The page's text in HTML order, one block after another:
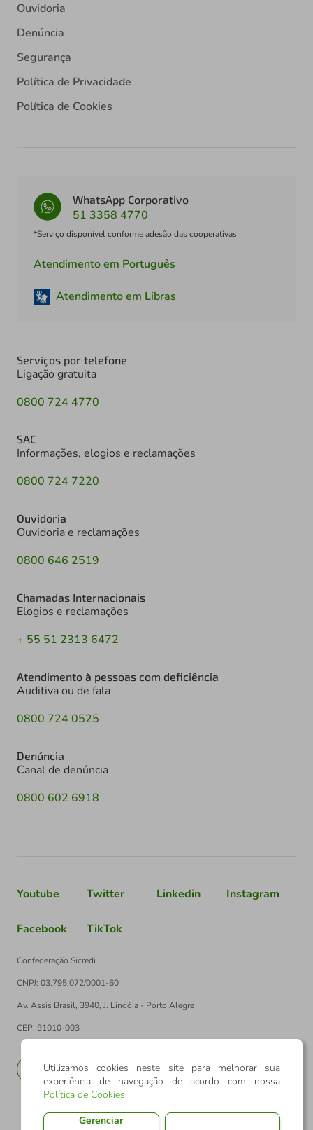
Ouvidoria
Denúncia
Segurança
Política de Privacidade
Política de Cookies
WhatsApp Corporativo
51 3358 4770
*Serviço disponível conforme adesão das cooperativas
Atendimento em Português
Atendimento em Libras
Serviços por telefone
Ligação gratuita
0800 724 4770
SAC
Informações, elogios e reclamações
0800 724 7220
Ouvidoria
Ouvidoria e reclamações
0800 646 2519
Chamadas Internacionais
Elogios e reclamações
+ 55 51 2313 6472
Atendimento à pessoas com deficiência
Auditiva ou de fala
0800 724 0525
Denúncia
Canal de denúncia
0800 602 6918
Youtube Twitter Linkedin Instagram
Facebook TikTok
Confederação Sicredi
CNPJ: 03.795.072/0001-60
Av. Assis Brasil, 3940, J. Lindóia - Porto Alegre
CEP: 91010-003
EN
Utilizamos cookies neste site para melhorar sua
experiência de navegação de acordo com nossa
Política de Cookies.
Gerenciar